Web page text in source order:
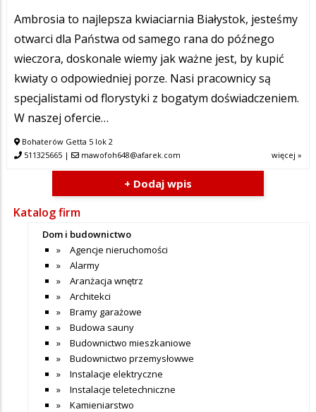
Ambrosia to najlepsza kwiaciarnia Białystok, jesteśmy
otwarci dla Państwa od samego rana do późnego
wieczora, doskonale wiemy jak ważne jest, by kupić
kwiaty o odpowiedniej porze. Nasi pracownicy są
specjalistami od florystyki z bogatym doświadczeniem.
W naszej ofercie…
Bohaterów Getta 5 lok 2
511325665 | mawofoh648@afarek.com więcej »
+ Dodaj wpis
Katalog firm
Dom i budownictwo
Agencje nieruchomości
Alarmy
Aranżacja wnętrz
Architekci
Bramy garażowe
Budowa sauny
Budownictwo mieszkaniowe
Budownictwo przemysłowwe
Instalacje elektryczne
Instalacje teletechniczne
Kamieniarstwo